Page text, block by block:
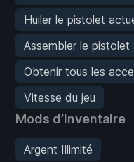
Huiler le pistolet
Assembler le pistolet
Obtenir tous les
Vitesse du jeu
Mods d’inventaire
Argent Illimité